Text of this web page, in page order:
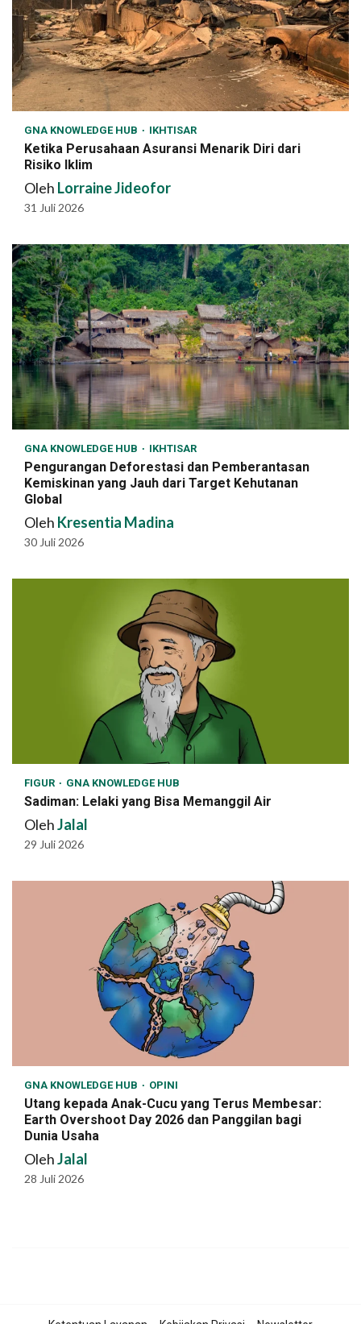
GNA KNOWLEDGE HUB IKHTISAR
Ketika Perusahaan Asuransi Menarik Diri dari
Risiko Iklim
Oleh Lorraine Jideofor
31 Juli 2026
GNA KNOWLEDGE HUB IKHTISAR
Pengurangan Deforestasi dan Pemberantasan
Kemiskinan yang Jauh dari Target Kehutanan
Global
Oleh Kresentia Madina
30 Juli 2026
FIGUR GNA KNOWLEDGE HUB
Sadiman: Lelaki yang Bisa Memanggil Air
OlehJalal
29 Juli 2026
GNA KNOWLEDGE HUB OPINI
Utang kepada Anak-Cucu yang Terus Membesar:
Earth Overshoot Day 2026 dan Panggilan bagi
Dunia Usaha
OlehJalal
28 Juli 2026